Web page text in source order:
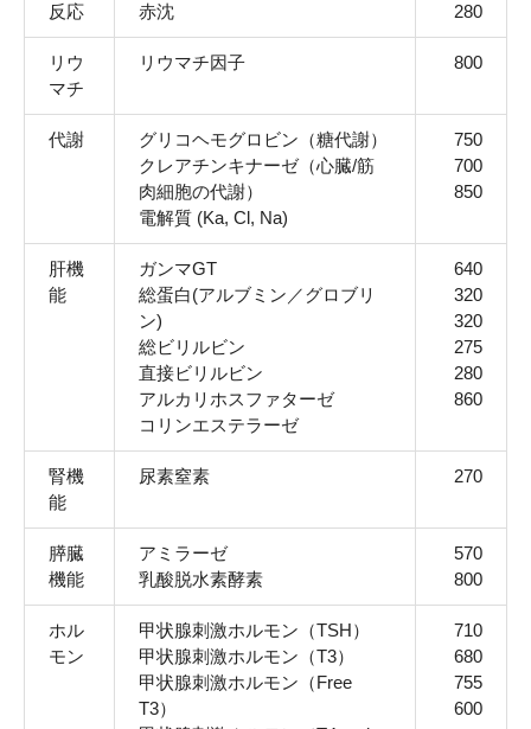
反応
⾚沈
280
リウ
マチ
リウマチ因⼦ 800
代謝
グリコヘモグロビン（糖代謝）
クレアチンキナーゼ（⼼臓/筋
肉細胞の代謝）
電解質 (Ka, Cl, Na)
750
700
850
肝機
能
ガンマGT
総蛋白(アルブミン／グロブリ
ン)
総ビリルビン
直接ビリルビン
アルカリホスファターゼ
コリンエステラーゼ
640
320
320
275
280
860
腎機
能
尿素窒素 270
膵臓
機能
アミラーゼ
乳酸脱水素酵素
570
800
ホル
モン
甲状腺刺激ホルモン（TSH）
甲状腺刺激ホルモン（T3）
甲状腺刺激ホルモン（Free
T3）
710
680
755
600